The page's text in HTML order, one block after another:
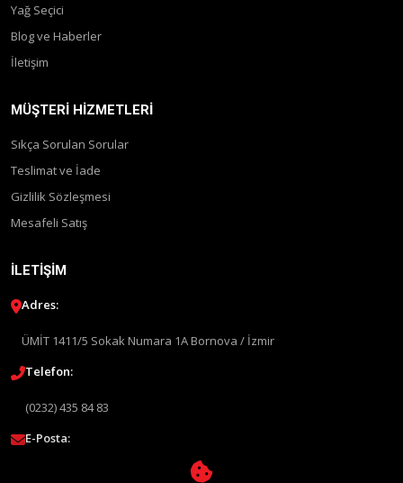
Yağ Seçici
Blog ve Haberler
İletişim
MÜŞTERI HIZMETLERI
Sıkça Sorulan Sorular
Teslimat ve İade
Gizlilik Sözleşmesi
Mesafeli Satış
İLETIŞIM
Adres:
ÜMİT 1411/5 Sokak Numara 1A Bornova / İzmir
Telefon:
(0232) 435 84 83
E-Posta: